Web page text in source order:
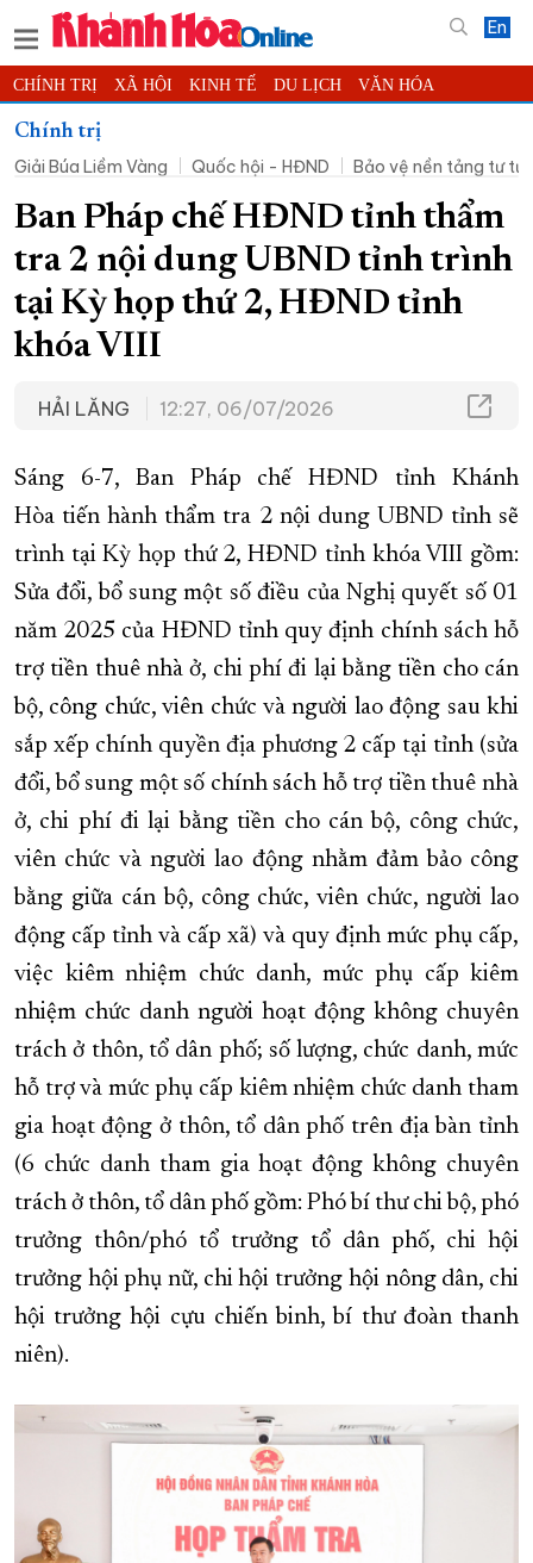
En
CHÍNH TRỊ XÃ HỘI KINH TẾ DU LỊCH VĂN HÓA
THỂ THAO
KHOA HỌC - CÔNG NGHỆ PHÁP LUẬT BẠN ĐỌC PHÓNG SỰ
THẾ GIỚI MULTIMEDIA VIDEO ĐỌC BÁO ONLINE
PODCAST THÔNG TIN - QUẢNG CÁO
QUY HOẠCH TỈNH KHÁNH HÒA
TRƯỜNG SA BIỂN ĐẢO QUÊ HƯƠNG
XÂY DỰNG NÔNG THÔN MỚI LỊCH CẮT ĐIỆN
KỶ NIỆM 370 NĂM XÂY DỰNG VÀ PHÁT TRIỂN TỈNH KHÁNH HÒA
XÂY DỰNG KHÁNH HÒA TRỞ THÀNH THÀNH PHỐ TRỰC THUỘC
Chính trị
Giải Búa Liềm Vàng
Quốc hội - HĐND Bảo vệ nền tảng tư
Ban Pháp chế HĐND tỉnh thẩm
tra 2 nội dung UBND tỉnh trình
tại Kỳ họp thứ 2, HĐND tỉnh
khóa VIII
HẢI LĂNG 12:27, 06/07/2026
Sáng 6-7, Ban Pháp chế HĐND tỉnh Khánh
Hòa tiến hành thẩm tra 2 nội dung UBND tỉnh sẽ
trình tại Kỳ họp thứ 2, HĐND tỉnh khóa VIII gồm:
Sửa đổi, bổ sung một số điều của Nghị quyết số 01
năm 2025 của HĐND tỉnh quy định chính sách hỗ
trợ tiền thuê nhà ở, chi phí đi lại bằng tiền cho cán
bộ, công chức, viên chức và người lao động sau khi
sắp xếp chính quyền địa phương 2 cấp tại tỉnh (sửa
đổi, bổ sung một số chính sách hỗ trợ tiền thuê nhà
ở, chi phí đi lại bằng tiền cho cán bộ, công chức,
viên chức và người lao động nhằm đảm bảo công
bằng giữa cán bộ, công chức, viên chức, người lao
động cấp tỉnh và cấp xã) và quy định mức phụ cấp,
việc kiêm nhiệm chức danh, mức phụ cấp kiêm
nhiệm chức danh người hoạt động không chuyên
trách ở thôn, tổ dân phố; số lượng, chức danh, mức
hỗ trợ và mức phụ cấp kiêm nhiệm chức danh tham
gia hoạt động ở thôn, tổ dân phố trên địa bàn tỉnh
(6 chức danh tham gia hoạt động không chuyên
trách ở thôn, tổ dân phố gồm: Phó bí thư chi bộ, phó
trưởng thôn/phó tổ trưởng tổ dân phố, chi hội
trưởng hội phụ nữ, chi hội trưởng hội nông dân, chi
hội trưởng hội cựu chiến binh, bí thư đoàn thanh
niên).